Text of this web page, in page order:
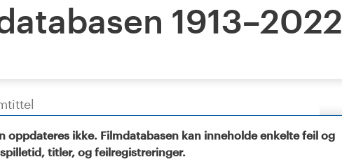
1913–2022
oppdateres ikke. Filmdatabasen kan inneholde enkelte feil og
titler, og feilregistreringer.